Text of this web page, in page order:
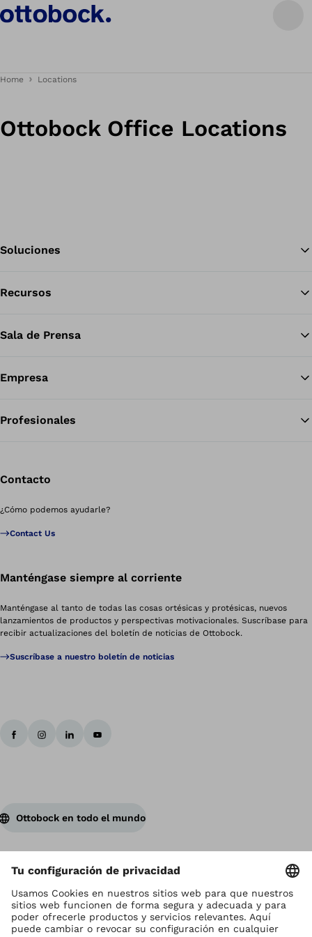
Home Locations
Ottobock Office Locations
Soluciones
Recursos
Sala de Prensa
Empresa
Profesionales
Contacto
¿Cómo podemos ayudarle?
Contact Us
Manténgase siempre al corriente
Manténgase al tanto de todas las cosas ortésicas y protésicas, nuevos
lanzamientos de productos y perspectivas motivacionales. Suscríbase para
recibir actualizaciones del boletín de noticias de Ottobock.
Suscríbase a nuestro boletín de noticias
Ottobock en todo el mundo
Los derechos de autor son propiedad de Ottobock
Configuración de cookies
Terms and Conditions